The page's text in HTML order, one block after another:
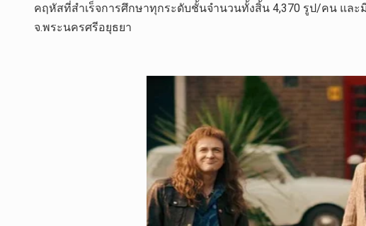
คฤหัสที่สำเร็จการศึกษาทุกระดับชั้นจำนวนทั้งสิ้น 4,370 รูป/คน แล
จ.พระนครศรีอยุธยา